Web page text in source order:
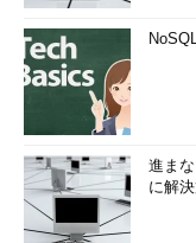
進ま
に解